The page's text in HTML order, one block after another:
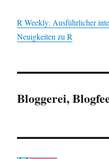
R Weekly: Ausführlicher
Neuigkeiten zu R
Bloggerei,